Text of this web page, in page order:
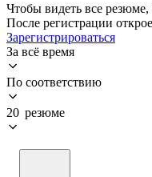
Чтобы видеть все резюме,
После регистрации
Зарегистрироваться
За всё время
По соответствию
20 резюме